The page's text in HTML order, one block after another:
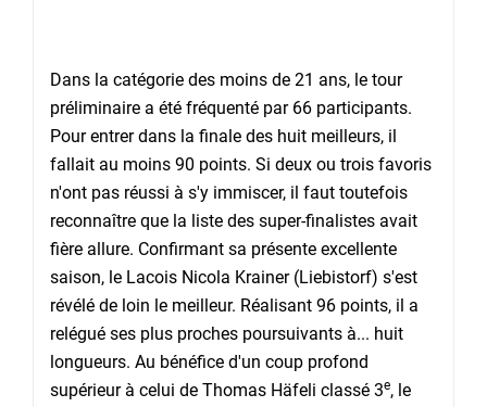
Dans la catégorie des moins de 21 ans, le tour
préliminaire a été fréquenté par 66 participants.
Pour entrer dans la finale des huit meilleurs, il
fallait au moins 90 points. Si deux ou trois favoris
n'ont pas réussi à s'y immiscer, il faut toutefois
reconnaître que la liste des super-finalistes avait
fière allure. Confirmant sa présente excellente
saison, le Lacois Nicola Krainer (Liebistorf) s'est
révélé de loin le meilleur. Réalisant 96 points, il a
relégué ses plus proches poursuivants à... huit
longueurs. Au bénéfice d'un coup profond
supérieur à celui de Thomas Häfeli classé 3e, le